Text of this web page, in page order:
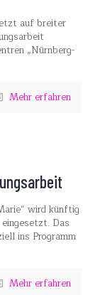
auf breiter
„Nürnberg-
Mehr erfahren
wird künftig
Das
ins Programm
Mehr erfahren